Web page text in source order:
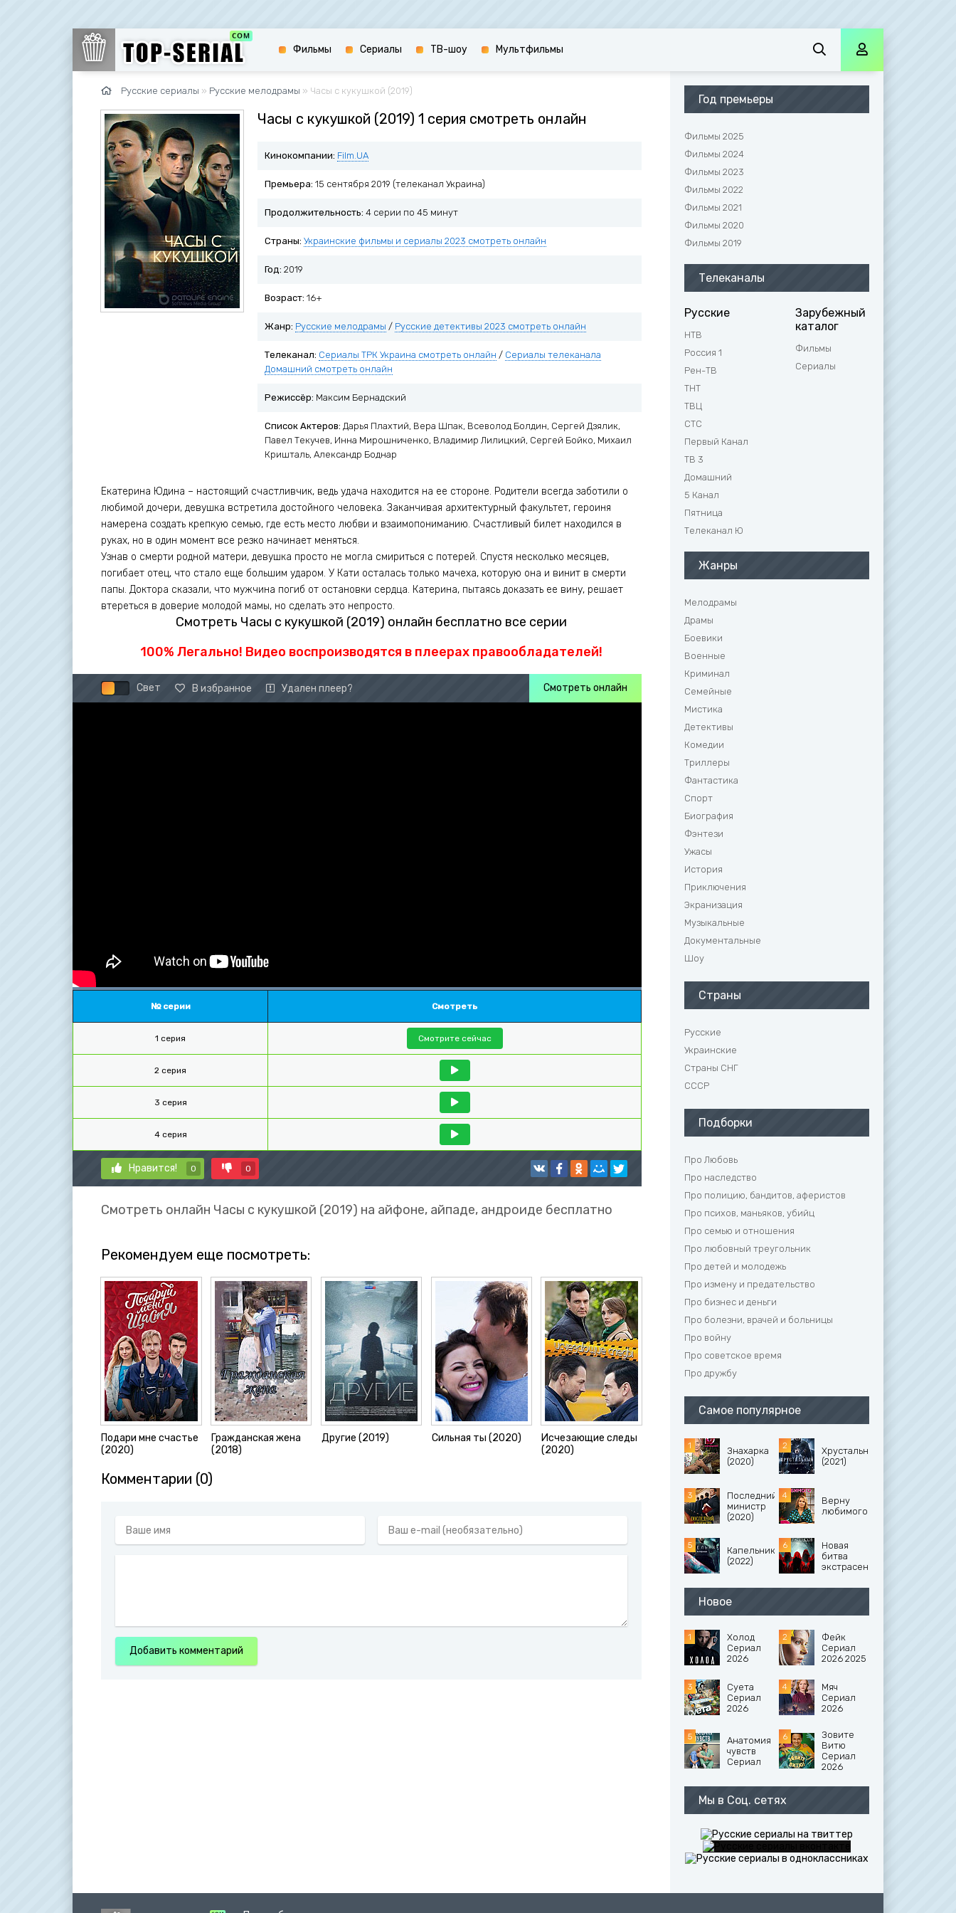
Русские сериалы » Русские мелодрамы » Часы с кукушкой (2019)
Часы с кукушкой (2019) 1 серия смотреть онлайн
Кинокомпании: Film.UA
Премьера: 15 сентября 2019 (телеканал Украина)
Продолжительность: 4 серии по 45 минут
Страны: Украинские фильмы и сериалы 2023 смотреть онлайн
Год: 2019
Возраст: 16+
Жанр: Русские мелодрамы / Русские детективы 2023 смотреть онлайн
Телеканал: Сериалы ТРК Украина смотреть онлайн / Сериалы телеканала
Домашний смотреть онлайн
Режиссёр: Максим Бернадский
Список Актеров: Дарья Плахтий, Вера Шпак, Всеволод Болдин, Сергей Дзялик,
Павел Текучев, Инна Мирошниченко, Владимир Лилицкий, Сергей Бойко, Михаил
Кришталь, Александр Боднар
Екатерина Юдина – настоящий счастливчик, ведь удача находится на ее стороне. Родители всегда заботили о
любимой дочери, девушка встретила достойного человека. Заканчивая архитектурный факультет, героиня
намерена создать крепкую семью, где есть место любви и взаимопониманию. Счастливый билет находился в
руках, но в один момент все резко начинает меняться.
Узнав о смерти родной матери, девушка просто не могла смириться с потерей. Спустя несколько месяцев,
погибает отец, что стало еще большим ударом. У Кати осталась только мачеха, которую она и винит в смерти
папы. Доктора сказали, что мужчина погиб от остановки сердца. Катерина, пытаясь доказать ее вину, решает
втереться в доверие молодой мамы, но сделать это непросто.
Смотреть Часы с кукушкой (2019) онлайн бесплатно все серии
100% Легально! Видео воспроизводятся в плеерах правообладателей!
Свет В избранное Удален плеер? Смотреть онлайн
№ серии Смотреть
1 серия Смотрите сейчас
2 серия
3 серия
4 серия
Нравится! 0 0
Смотреть онлайн Часы с кукушкой (2019) на айфоне, айпаде, андроиде бесплатно
Рекомендуем еще посмотреть:
Подари мне счастье
(2020)
Гражданская жена
(2018)
Другие (2019) Сильная ты (2020)
Исчезающие следы
(2020)
Комментарии (0)
Добавить комментарий
Год премьеры
Фильмы 2025
Фильмы 2024
Фильмы 2023
Фильмы 2022
Фильмы 2021
Фильмы 2020
Фильмы 2019
Телеканалы
Русские
НТВ
Россия 1
Рен-ТВ
ТНТ
ТВЦ
СТС
Первый Канал
ТВ 3
Домашний
5 Канал
Пятница
Телеканал Ю
Зарубежный
каталог
Фильмы
Сериалы
Жанры
Мелодрамы
Драмы
Боевики
Военные
Криминал
Семейные
Мистика
Детективы
Комедии
Триллеры
Фантастика
Спорт
Биография
Фэнтези
Ужасы
История
Приключения
Экранизация
Музыкальные
Документальные
Шоу
Страны
Русские
Украинские
Страны СНГ
СССР
Подборки
Про Любовь
Про наследство
Про полицию, бандитов, аферистов
Про психов, маньяков, убийц
Про семью и отношения
Про любовный треугольник
Про детей и молодежь
Про измену и предательство
Про бизнес и деньги
Про болезни, врачей и больницы
Про войну
Про советское время
Про дружбу
Самое популярное
Знахарка
(2020)
Хрустальный
(2021)
Последний
министр
(2020)
Верну
любимого
Капельник
(2022)
Новая
битва
экстрасенсов
Новое
Холод
Сериал
2026
Фейк
Сериал
2026 2025
Суета
Сериал
2026
Мяч
Сериал
2026
Анатомия
чувств
Сериал
Зовите
Витю
Сериал
2026
Мы в Соц. сетях
Фильмы Сериалы ТВ-шоу Мультфильмы